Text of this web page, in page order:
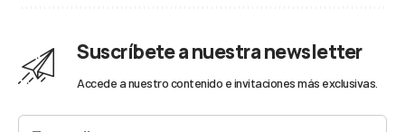
Suscríbete a nuestra newsletter
Accede a nuestro contenido e invitaciones más exclusivas.